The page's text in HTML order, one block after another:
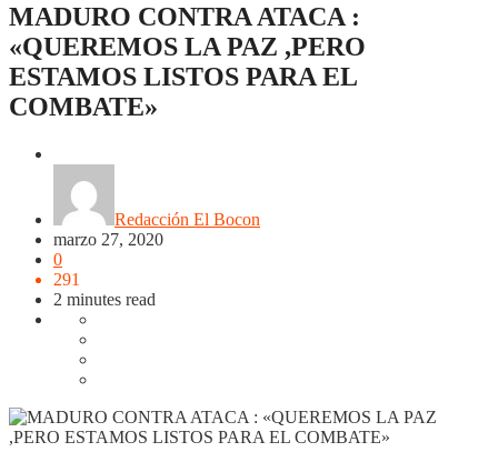
MADURO CONTRA ATACA :
«QUEREMOS LA PAZ ,PERO
ESTAMOS LISTOS PARA EL
COMBATE»
Redacción El Bocon
marzo 27, 2020
0
291
2 minutes read